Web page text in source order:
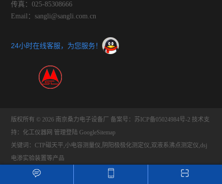
传真：025-85308666
Email：sangli@sangli.com.cn
24小时在线客服，为您服务！
版权所有 © 2026 南京桑力电子设备厂 备案号：苏ICP备05024984号-2 技术支
持： 化工仪器网 管理登陆 GoogleSitemap
关键词：CTP磁天平,小电容测量仪,阴阳极极化测定仪,双液系沸点测定仪,dsj
电渗实验装置等产品